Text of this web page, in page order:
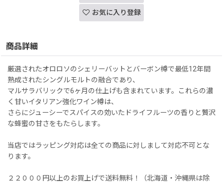
お気に入り登録
商品詳細
厳選されたオロロソのシェリーバットとバーボン樽で最低12年間
熟成されたシングルモルトの融合であり、
マルサラバリックで6ヶ月の仕上げも含まれています。これらの濃
く甘いイタリアン強化ワイン樽は、
さらにジューシーでスパイスの効いたドライフルーツの香りと贅沢
な蜂蜜の甘さをもたらします。
当店ではラッピング対応は全ての商品に対しまして対応不可とな
ります。
２２０００円以上のお買上げで送料無料！（北海道・沖縄県は除